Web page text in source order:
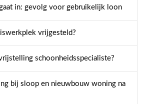
in: gevolg voor gebruikelijk loon
vrijgesteld?
schoonheidsspecialiste?
bij sloop en nieuwbouw woning na